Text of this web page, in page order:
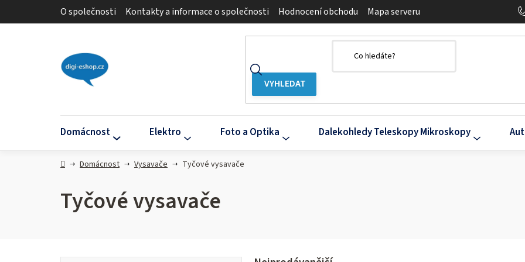
O společnosti Kontakty a informace o společnosti Hodnocení obchodu Mapa serveru
Domácnost Elektro Foto a Optika Dalekohledy Teleskopy Mikroskopy
DomůDomácnost Vysavače Tyčové vysavače
Tyčové vysavače